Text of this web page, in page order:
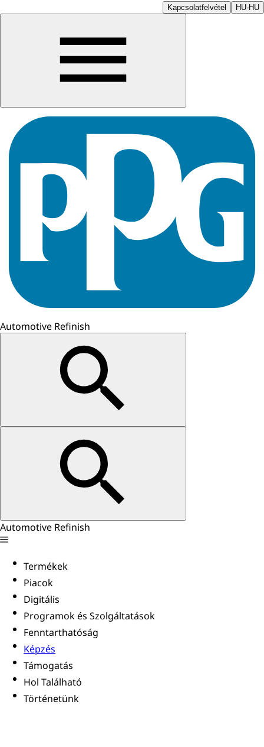
Kapcsolatfelvétel HU-HU
Automotive Refinish
Automotive Refinish
Termékek
Piacok
Digitális
Programok és Szolgáltatások
Fenntarthatóság
Képzés
Támogatás
Hol Található
Történetünk